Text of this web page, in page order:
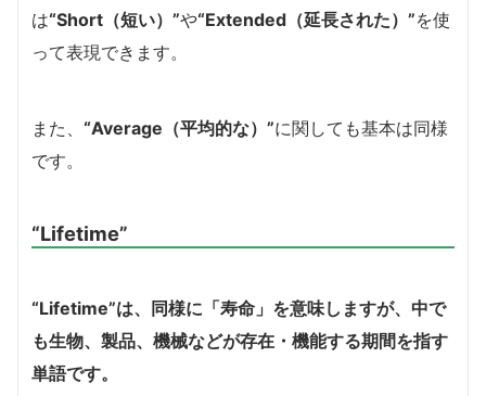
は“Short（短い）”や“Extended（延長された）”を使
って表現できます。
また、 “Average（平均的な）”に関しても基本は同様
です。
“Lifetime”
“Lifetime”は、同様に「寿命」を意味しますが、中で
も生物、製品、機械などが存在・機能する期間を指す
単語です。